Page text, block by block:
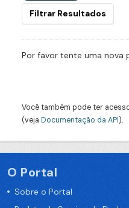
Filtrar Resultados
Por favor tente uma nova
Você também pode ter
(veja Documentação da API).
O Portal
Sobre o Portal